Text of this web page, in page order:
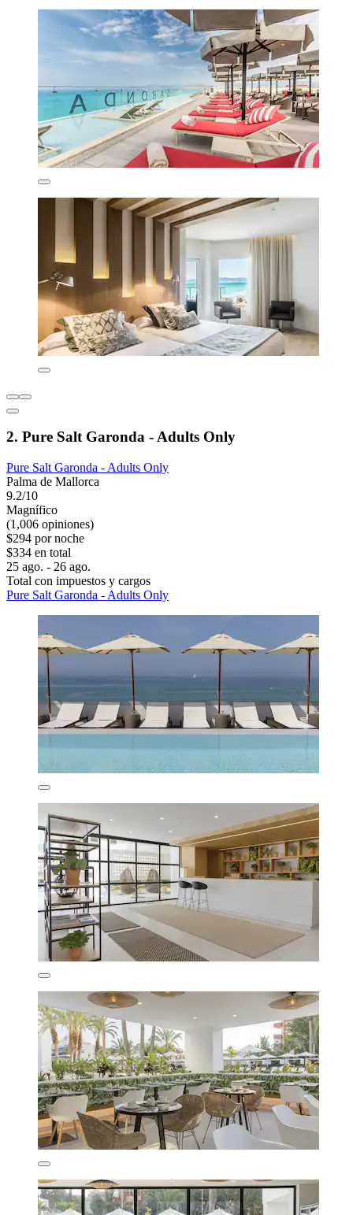
2. Pure Salt Garonda - Adults Only
Pure Salt Garonda - Adults Only
Palma de Mallorca
9.2/10
Magnífico
(1,006 opiniones)
$294 por noche
$334 en total
25 ago. - 26 ago.
Total con impuestos y cargos
Pure Salt Garonda - Adults Only